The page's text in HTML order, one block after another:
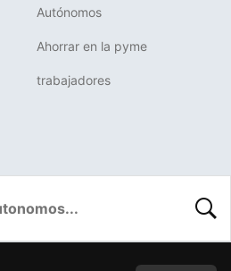
Autónomos
Ahorrar en la pyme
trabajadores